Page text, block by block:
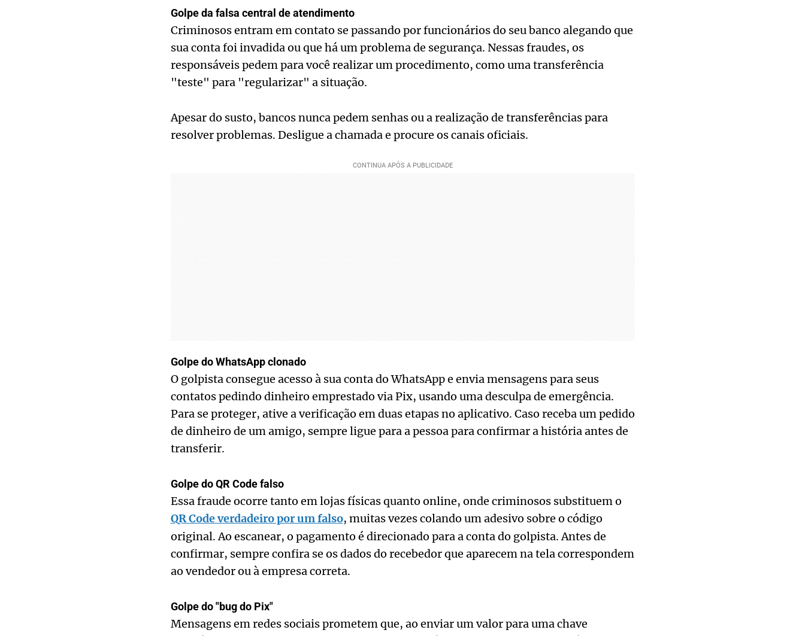
Golpe da falsa central de atendimento
Criminosos entram em contato se passando por funcionários do seu banco alegando que
sua conta foi invadida ou que há um problema de segurança. Nessas fraudes, os
responsáveis pedem para você realizar um procedimento, como uma transferência
"teste" para "regularizar" a situação.
Apesar do susto, bancos nunca pedem senhas ou a realização de transferências para
resolver problemas. Desligue a chamada e procure os canais oficiais.
Golpe do WhatsApp clonado
O golpista consegue acesso à sua conta do WhatsApp e envia mensagens para seus
contatos pedindo dinheiro emprestado via Pix, usando uma desculpa de emergência.
Para se proteger, ative a verificação em duas etapas no aplicativo. Caso receba um pedido
de dinheiro de um amigo, sempre ligue para a pessoa para confirmar a história antes de
transferir.
Golpe do QR Code falso
Essa fraude ocorre tanto em lojas físicas quanto online, onde criminosos substituem o
QR Code verdadeiro por um falso, muitas vezes colando um adesivo sobre o código
original. Ao escanear, o pagamento é direcionado para a conta do golpista. Antes de
confirmar, sempre confira se os dados do recebedor que aparecem na tela correspondem
ao vendedor ou à empresa correta.
Golpe do "bug do Pix"
Mensagens em redes sociais prometem que, ao enviar um valor para uma chave